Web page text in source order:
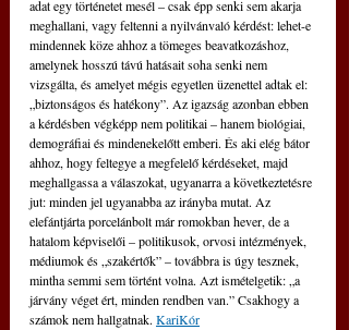
adat egy történetet mesél – csak épp senki sem akarja
meghallani, vagy feltenni a nyilvánvaló kérdést: lehet-e
mindennek köze ahhoz a tömeges beavatkozáshoz,
amelynek hosszú távú hatásait soha senki nem
vizsgálta, és amelyet mégis egyetlen üzenettel adtak el:
„biztonságos és hatékony”. Az igazság azonban ebben
a kérdésben végképp nem politikai – hanem biológiai,
demográfiai és mindenekelőtt emberi. És aki elég bátor
ahhoz, hogy feltegye a megfelelő kérdéseket, majd
meghallgassa a válaszokat, ugyanarra a következtetésre
jut: minden jel ugyanabba az irányba mutat. Az
elefántjárta porcelánbolt már romokban hever, de a
hatalom képviselői – politikusok, orvosi intézmények,
médiumok és „szakértők” – továbbra is úgy tesznek,
mintha semmi sem történt volna. Azt ismételgetik: „a
járvány véget ért, minden rendben van.” Csakhogy a
számok nem hallgatnak. KariKór